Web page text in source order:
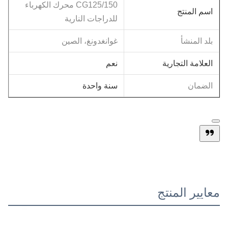
اسم المنتج
CG125/150 محرك الكهرباء
للدراجات النارية
بلد المنشأ غوانغدونغ، الصين
العلامة التجارية نعم
الضمان سنة واحدة
معايير المنتج